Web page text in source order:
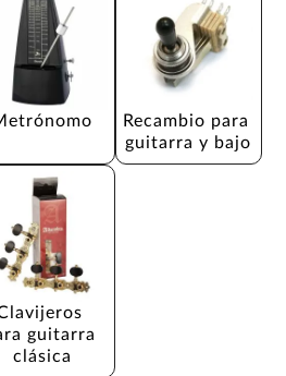
Recambio para
guitarra y bajo
guitarra
clásica